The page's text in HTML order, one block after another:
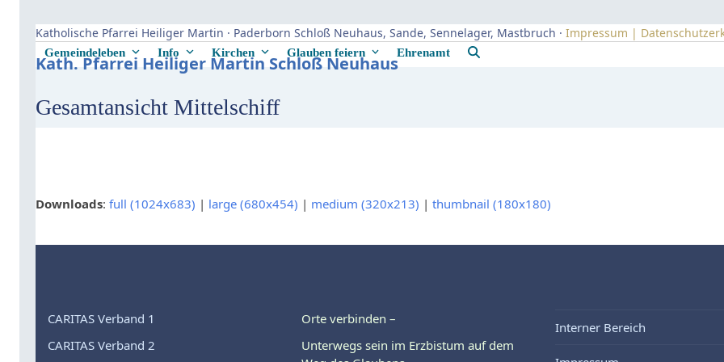
content
Katholische Pfarrei Heiliger Martin · Paderborn Schloß Neuhaus, Sande, Sennelager, Mastbruch · Impressum |
Kath. Pfarrei Heiliger Martin Schloß Neuhaus
Gemeindeleben Info Kirchen Glauben feiern Ehrenamt
Gesamtansicht Mittelschiff
Downloads: full (1024x683) | large (680x454) | medium (320x213) | thumbnail (180x180)
CARITAS Verband 1
CARITAS Verband 2
Orte verbinden –
Unterwegs sein im Erzbistum auf dem
Interner Bereich